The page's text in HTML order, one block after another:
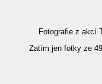
Fotografie z akcí
Zatím jen fotky ze